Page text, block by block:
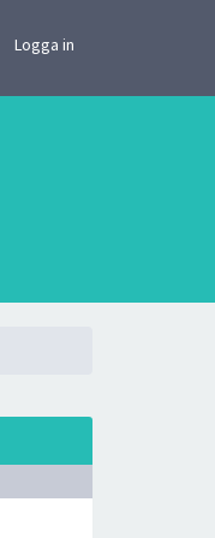
Logga in